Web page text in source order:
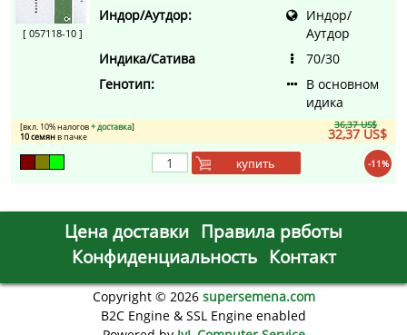
[ 057118-10 ]
Индор/Аутдор:
Индор/
Аутдор
Индика/Сатива
70/30
Генотип:
В основном
идика
36,37 US$
32,37 US$
[вкл. 10% налогов+ доставка]
10 семянв пачке
-11%
купить
Цена доставки Правила рвботы
Конфиденциальность Контакт
Copyright © 2026 supersemena.com
B2C Engine & SSL Engine enabled